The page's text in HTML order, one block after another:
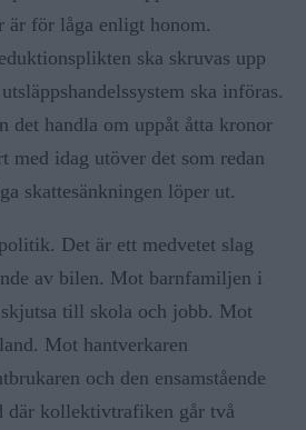
är för låga enligt honom.
ska skruvas upp
ska införas.
det handla om uppåt åtta kronor
med idag utöver det som redan
skattesänkningen löper ut.
Det är ett medvetet slag
av bilen. Mot barnfamiljen i
till skola och jobb. Mot
Mot hantverkaren
och den ensamstående
där kollektivtrafiken går två